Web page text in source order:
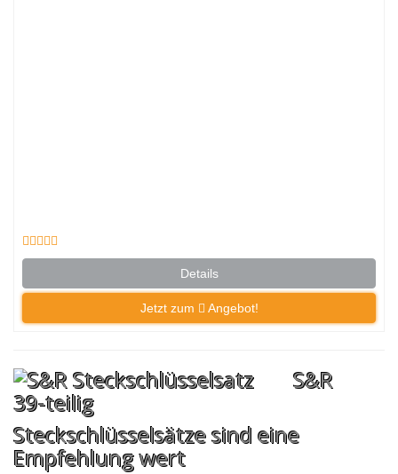
Details
Jetzt zum Angebot!
S&R
Steckschlüsselsätze sind eine
Empfehlung wert